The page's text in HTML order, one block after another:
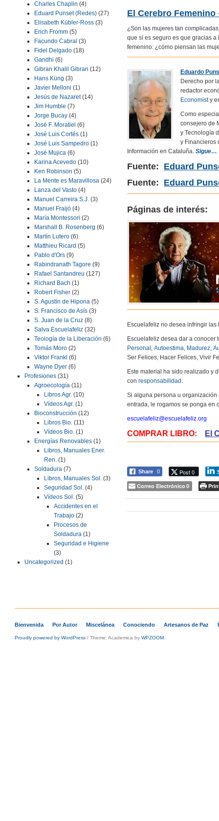
Charles Chaplin (4)
Eduard Punset (Redes) (27)
Elisabeth Kübler-Ross (3)
Erich Fromm (5)
Facundo Cabral (3)
Fidel Delgado (18)
Gandhi (6)
Gibran Khalil Gibran (12)
Hans Küng (3)
Javier Melloni (1)
Jesús de Nazaret(14)
Jim Humble (7)
Jorge Bucay (4)
José F. Moratiel (6)
José Luis Cortés (1)
José Luis Sampedro (1)
José Mujica (6)
Karina Acevedo (10)
Ken Robinson (5)
La Mente es Maravillosa (24)
Lanza del Vasto (4)
Manuel Carreira S.J. (3)
Manuel Fraijó (4)
María Montessori (2)
Marshall B. Rosenberg (6)
Martín Lutero (6)
Matthieu Ricard (5)
Pablo d'Ors (9)
Rabindranath Tagore (9)
Rafael Santandreu (127)
Richard Bach (1)
Robert Fisher (2)
S. Agustín de Hipona (5)
S. Francisco de Asís (3)
S. Juan de la Cruz (8)
Salva Escuelafeliz (32)
Teología de la Liberación (6)
Tomás Moro (2)
Viktor Frankl (6)
Wayne Dyer (6)
Profesiones (31)
Agroecología (11)
Libros Agr. (10)
Vídeos Agr. (1)
Bioconstrucción (12)
Libros Bio. (11)
Vídeos Bio. (1)
Energías Renovables (1)
Libros, Manuales Ener.
Ren. (1)
Soldadura (7)
Libros, Manuales Sol. (3)
Seguridad Sol. (4)
Vídeos Sol. (5)
Accidentes en el
Trabajo (2)
Procesos de
Soldadura (1)
Seguridad e Higiene
(3)
Uncategorized (1)
El Cerebro
¿Son las mujeres tan
que sí es seguro es que gracias
femenino: ¿cómo piensan las
Eduardo
Derecho por
redactor
Economisty
Como
consejero de
y Tecnología
y Financieros
Información en Cataluña. Sigue…
Fuente: Eduard
Fuente: Eduard
Páginas de interés:
Escuelafeliz no desea infringir
Escuelafeliz desea dar a
Personal, Autoestima, Madurez,
Ser Felices, Hacer Felices, Vivir
Este material ha sido realizado y
con responsabilidad.
Si alguna persona u
entrada, le rogamos se ponga en
escuelafeliz@escuelafeliz.org
COMPRAR LIBRO: El
Share 0 Post 0
Correo Electrónico 0
Bienvenida Por Autor Miscelánea Conociendo Artesanos de Paz
Proudly powered by WordPress / Theme: Academica by WPZOOM.